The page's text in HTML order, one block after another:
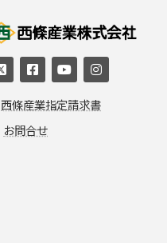
西條産業指定請求書
お問合せ